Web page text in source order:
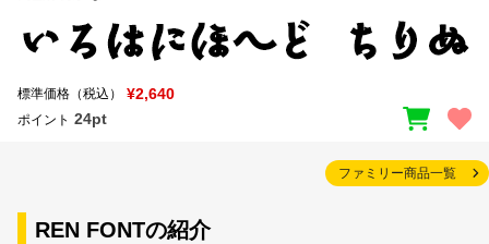
標準価格（税込） ¥2,640
ポイント 24pt
ファミリー商品一覧
REN FONTの紹介